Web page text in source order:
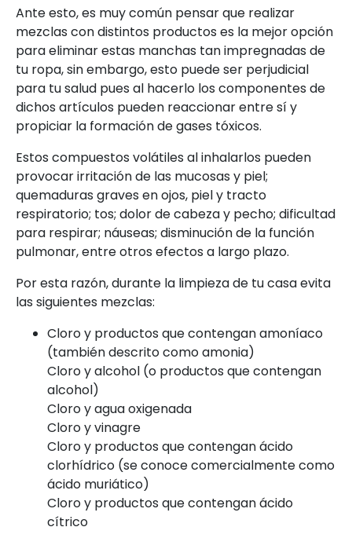
Ante esto, es muy común pensar que realizar
mezclas con distintos productos es la mejor opción
para eliminar estas manchas tan impregnadas de
tu ropa, sin embargo, esto puede ser perjudicial
para tu salud pues al hacerlo los componentes de
dichos artículos pueden reaccionar entre sí y
propiciar la formación de gases tóxicos.
Estos compuestos volátiles al inhalarlos pueden
provocar irritación de las mucosas y piel;
quemaduras graves en ojos, piel y tracto
respiratorio; tos; dolor de cabeza y pecho; dificultad
para respirar; náuseas; disminución de la función
pulmonar, entre otros efectos a largo plazo.
Por esta razón, durante la limpieza de tu casa evita
las siguientes mezclas:
Cloro y productos que contengan amoníaco
(también descrito como amonia)
Cloro y alcohol (o productos que contengan
alcohol)
Cloro y agua oxigenada
Cloro y vinagre
Cloro y productos que contengan ácido
clorhídrico (se conoce comercialmente como
ácido muriático)
Cloro y productos que contengan ácido
cítrico